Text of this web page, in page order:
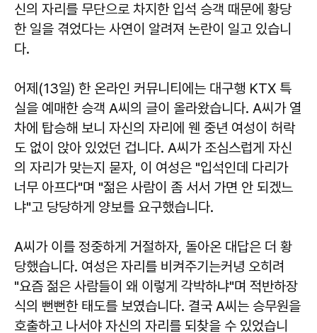
신의 자리를 무단으로 차지한 입석 승객 때문에 황당
한 일을 겪었다는 사연이 알려져 논란이 일고 있습니
다.
어제(13일) 한 온라인 커뮤니티에는 대구행 KTX 특
실을 예매한 승객 A씨의 글이 올라왔습니다. A씨가 열
차에 탑승해 보니 자신의 자리에 웬 중년 여성이 허락
도 없이 앉아 있었던 겁니다. A씨가 조심스럽게 자신
의 자리가 맞는지 묻자, 이 여성은 "입석인데 다리가
너무 아프다"며 "젊은 사람이 좀 서서 가면 안 되겠느
냐"고 당당하게 양보를 요구했습니다.
A씨가 이를 정중하게 거절하자, 돌아온 대답은 더 황
당했습니다. 여성은 자리를 비켜주기는커녕 오히려
"요즘 젊은 사람들이 왜 이렇게 각박하냐"며 적반하장
식의 뻔뻔한 태도를 보였습니다. 결국 A씨는 승무원을
호출하고 나서야 자신의 자리를 되찾을 수 있었습니